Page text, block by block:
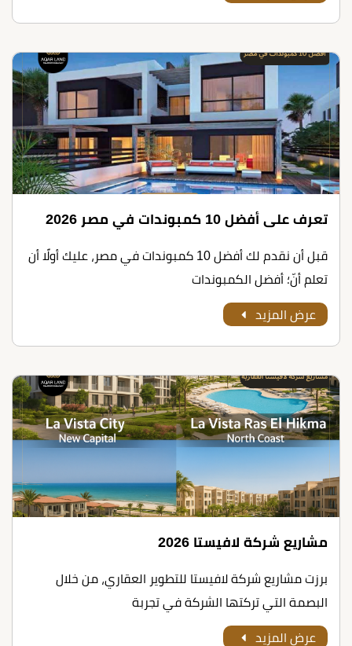
تعرف على أﻓﻀﻞ 10 ﻛﻤﺒﻮﻧﺪات ﻓﻲ ﻣﺼﺮ 2026
قبل أن نقدم لك أﻓﻀﻞ 10 ﻛﻤﺒﻮﻧﺪات ﻓﻲ ﻣﺼﺮ، عليك أولًا أن
تعلم أنّ؛ أفضل الكمبوندات
عرض المزيد
مشاريع شركة لافيستا 2026
برزت مشاريع شركة لافيستا للتطوير العقاري، من خلال
البصمة التي تركتها الشركة في تجربة
عرض المزيد